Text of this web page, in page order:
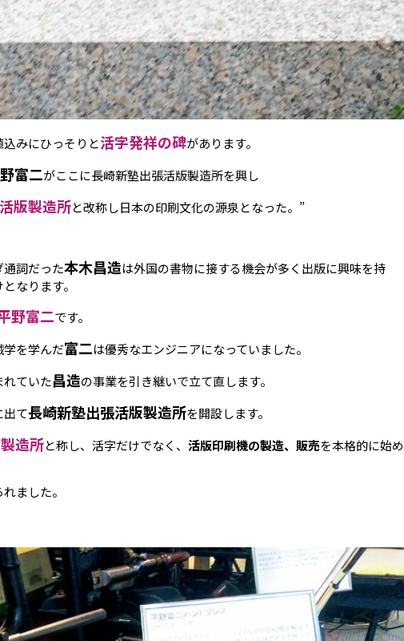
みにひっそりと活字発祥の碑があります。
富二がここに長崎新塾出張活版製造所を興し
版製造所と改称し日本の印刷文化の源泉となった。”
詞だった本木昌造は外国の書物に接する機会が多く出版に興味を持
なります。
野富二です。
を学んだ富二は優秀なエンジニアになっていました。
ていた昌造の事業を引き継いで立て直します。
出て長崎新塾出張活版製造所を開設します。
造所と称し、活字だけでなく、 活版印刷機の製造、販売を本格的に始め
ました。